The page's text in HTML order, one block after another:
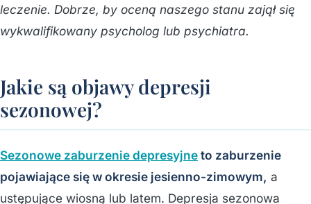
leczenie. Dobrze, by oceną naszego stanu zajął się
wykwalifikowany psycholog lub psychiatra.
Jakie są objawy depresji
sezonowej?
Sezonowe zaburzenie depresyjneto zaburzenie
pojawiające się w okresie jesienno-zimowym, a
ustępujące wiosną lub latem. Depresja sezonowa